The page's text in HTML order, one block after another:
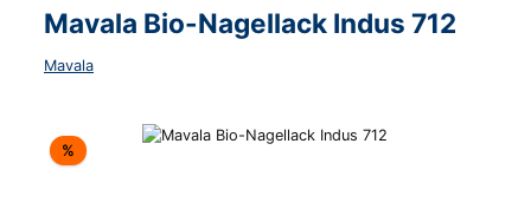
Mavala Bio-Nagellack Indus 712
Mavala
Bildergalerie überspringen
% Rabatt